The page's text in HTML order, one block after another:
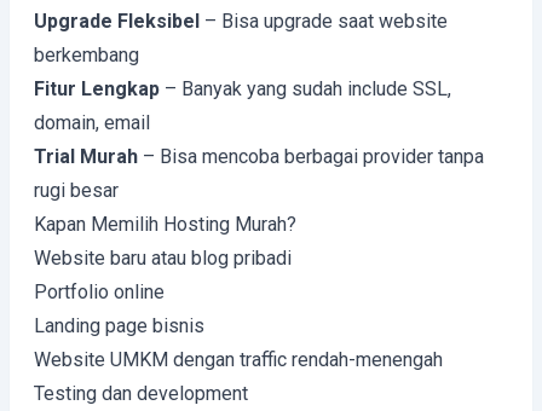
Upgrade Fleksibel – Bisa upgrade saat website
berkembang
Fitur Lengkap – Banyak yang sudah include SSL,
domain, email
Trial Murah – Bisa mencoba berbagai provider tanpa
rugi besar
Kapan Memilih Hosting Murah?
Website baru atau blog pribadi
Portfolio online
Landing page bisnis
Website UMKM dengan traffic rendah-menengah
Testing dan development